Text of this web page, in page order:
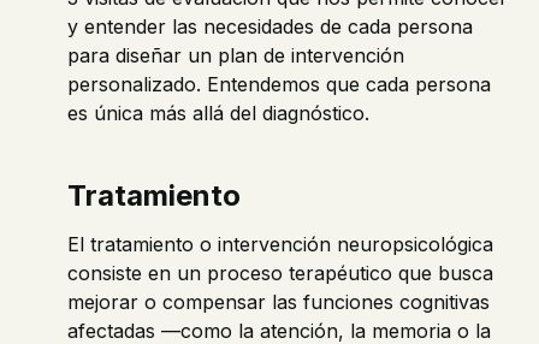
y entender las necesidades de cada persona
para diseñar un plan de intervención
personalizado. Entendemos que cada persona
es única más allá del diagnóstico.
Tratamiento
El tratamiento o intervención neuropsicológica
consiste en un proceso terapéutico que busca
mejorar o compensar las funciones cognitivas
afectadas —como la atención, la memoria o la